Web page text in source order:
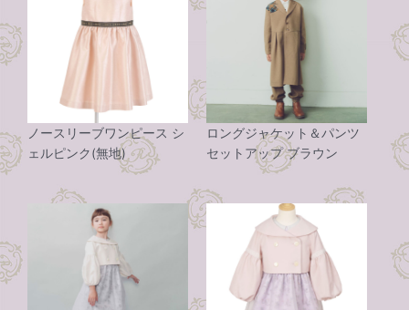
ノースリーブワンピース シ
ェルピンク(無地)
ロングジャケット＆パンツ
セットアップ ブラウン